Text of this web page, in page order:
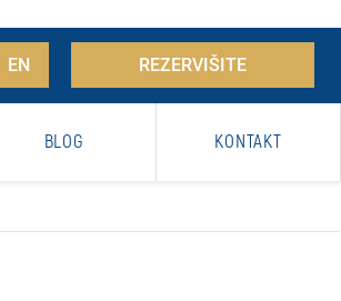
EN REZERVIŠITE
BLOG KONTAKT